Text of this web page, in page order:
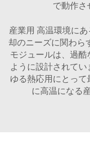
で動作さ
産業用 高温環境に
却のニーズに関わら
モジュールは、過
ように設計されて
ゆる熱応用にとっ
に高温になる